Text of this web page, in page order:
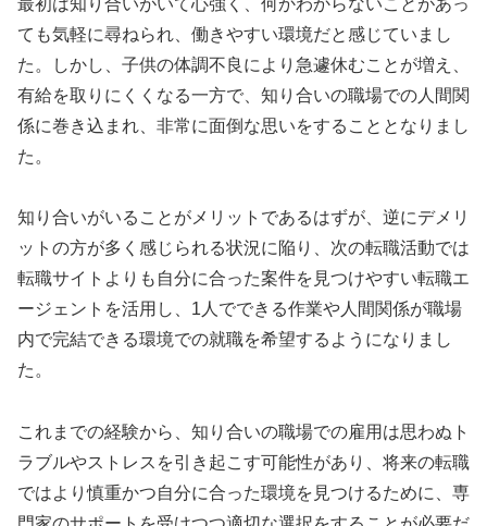
ても気軽に尋ねられ、働きやすい環境だと感じていまし
た。しかし、子供の体調不良により急遽休むことが増え、
有給を取りにくくなる一方で、知り合いの職場での人間関
係に巻き込まれ、非常に面倒な思いをすることとなりまし
た。
知り合いがいることがメリットであるはずが、逆にデメリ
ットの方が多く感じられる状況に陥り、次の転職活動では
転職サイトよりも自分に合った案件を見つけやすい転職エ
ージェントを活用し、1人でできる作業や人間関係が職場
内で完結できる環境での就職を希望するようになりまし
た。
これまでの経験から、知り合いの職場での雇用は思わぬト
ラブルやストレスを引き起こす可能性があり、将来の転職
ではより慎重かつ自分に合った環境を見つけるために、専